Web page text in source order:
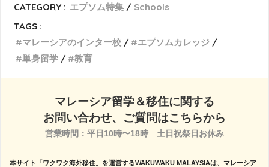
CATEGORY : エプソム特集
Schools
TAGS :
マレーシアのインター校
エプソムカレッジ
単身留学
教育
マレーシア留学＆移住に関する
お問い合わせ、ご質問はこちらから
営業時間：平日10時〜18時　土日祝祭日お休み
本サイト「ワクワク海外移住」を運営するWAKUWAKU MALAYSIAは、マレーシア